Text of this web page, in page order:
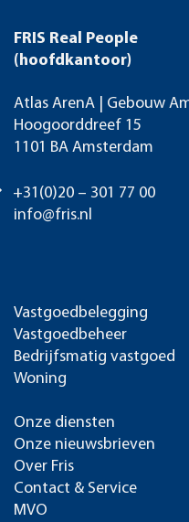
FRIS Real People
(hoofdkantoor)
Atlas ArenA | Gebouw
Hoogoorddreef 15
1101 BA Amsterdam
+31(0)20 – 301 77 00
info@fris.nl
Vastgoedbelegging
Vastgoedbeheer
Bedrijfsmatig vastgoed
Woning
Onze diensten
Onze nieuwsbrieven
Over Fris
Contact & Service
MVO